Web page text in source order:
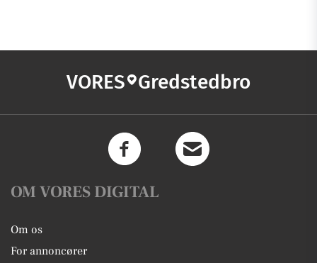
VORES Gredstedbro
OM VORES DIGITAL
Om os
For annoncører